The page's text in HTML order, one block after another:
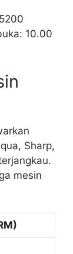
10.00
Sharp,
mesin